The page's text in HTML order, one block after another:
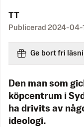
TT
Publicerad 2024-04-
Ge bort fri
Den man som
köpcentrum i
ha drivits av
ideologi.